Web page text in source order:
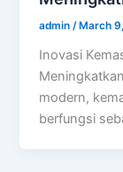
admin/ March
Inovasi
modern,
berfungsi